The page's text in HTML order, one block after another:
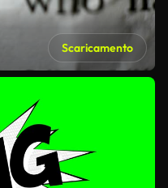
Scaricamento